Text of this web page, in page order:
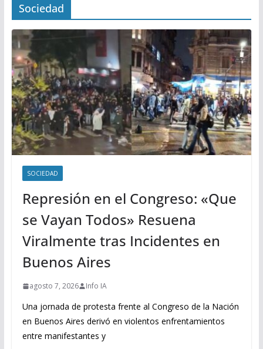
Sociedad
SOCIEDAD
Represión en el Congreso: «Que
se Vayan Todos» Resuena
Viralmente tras Incidentes en
Buenos Aires
agosto 7, 2026 Info IA
Una jornada de protesta frente al Congreso de la Nación
en Buenos Aires derivó en violentos enfrentamientos
entre manifestantes y